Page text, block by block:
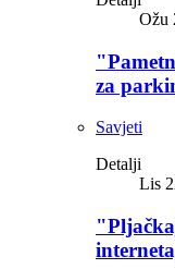
Ožu
za
Savjeti
Detalji
Lis